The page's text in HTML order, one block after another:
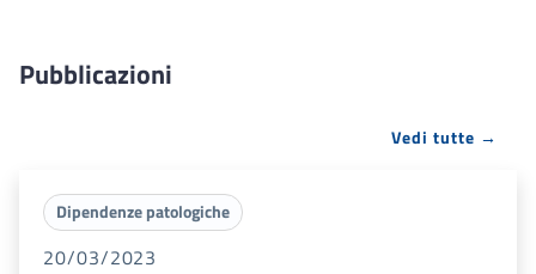
Pubblicazioni
Vedi tutte →
Dipendenze patologiche
20/03/2023